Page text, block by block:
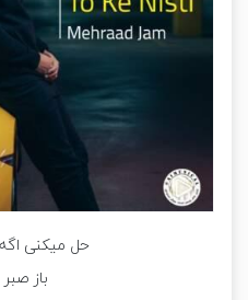
حل میکنی
باز